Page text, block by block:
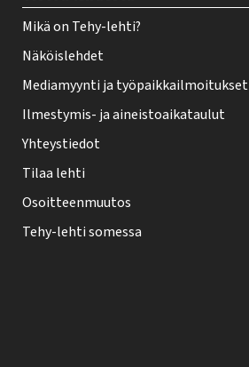
Mikä on Tehy-lehti?
Näköislehdet
Mediamyynti ja työpaikkailmoitukset
Ilmestymis- ja aineistoaikataulut
Yhteystiedot
Tilaa lehti
Osoitteenmuutos
Tehy-lehti somessa